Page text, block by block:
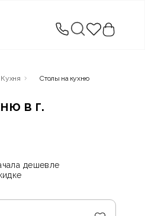
Кухня Столы на кухню
в г.
дешевле